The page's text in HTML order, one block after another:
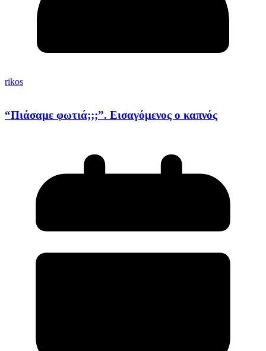
rikos
“Πιάσαμε φωτιά;;;”. Εισαγόμενος ο καπνός